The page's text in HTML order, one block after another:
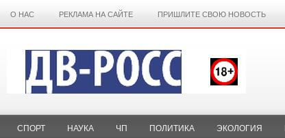
О НАС РЕКЛАМА НА САЙТЕ ПРИШЛИТЕ СВОЮ НОВОСТЬ
СПОРТ НАУКА ЧП ПОЛИТИКА ЭКОЛОГИЯ